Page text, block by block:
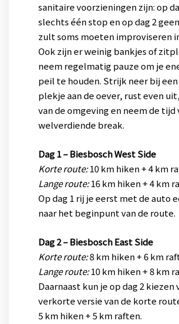
sanitaire voorzieningen zijn: op
slechts één stop en op dag 2
zult soms moeten improviseren
Ook zijn er weinig bankjes of
neem regelmatig pauze om je
peil te houden. Strijk neer bij
plekje aan de oever, rust even
van de omgeving en neem de tijd
welverdiende break.
Dag 1 – Biesbosch West Side
Korte route:10 km hiken + 4 km
Lange route:16 km hiken + 4 km
Op dag 1 rij je eerst met de auto
naar het beginpunt van de route.
Dag 2 – Biesbosch East Side
Korte route:8 km hiken + 6 km
Lange route:10 km hiken + 8 km
Daarnaast kun je op dag 2 kiezen
verkorte versie van de korte
5 km hiken + 5 km raften.